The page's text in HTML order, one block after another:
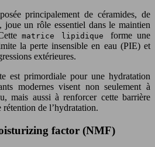
principalement de céramides, de
joue un rôle essentiel dans le maintien
matrice lipidique forme une
la perte insensible en eau (PIE) et
extérieures.
est primordiale pour une hydratation
modernes visent non seulement à
mais aussi à renforcer cette barrière
de l’hydratation.
factor (NMF)